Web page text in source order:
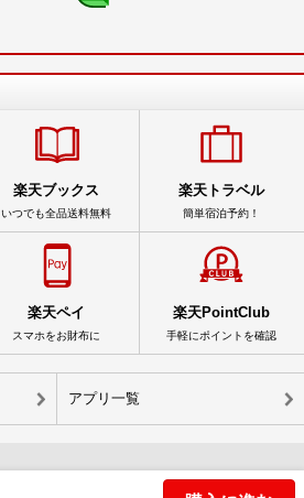
楽天ブックス
いつでも全品送料無料
楽天トラベル
簡単宿泊予約！
楽天ペイ
スマホをお財布に
楽天PointClub
手軽にポイントを確認
アプリ一覧